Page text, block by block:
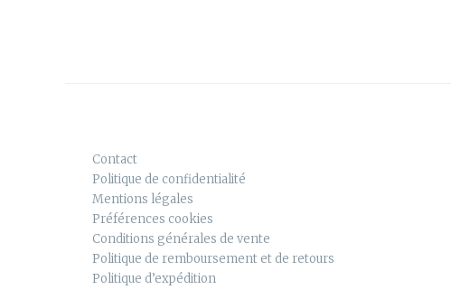
Contact
Politique de confidentialité
Mentions légales
Préférences cookies
Conditions générales de vente
Politique de remboursement et de retours
Politique d’expédition